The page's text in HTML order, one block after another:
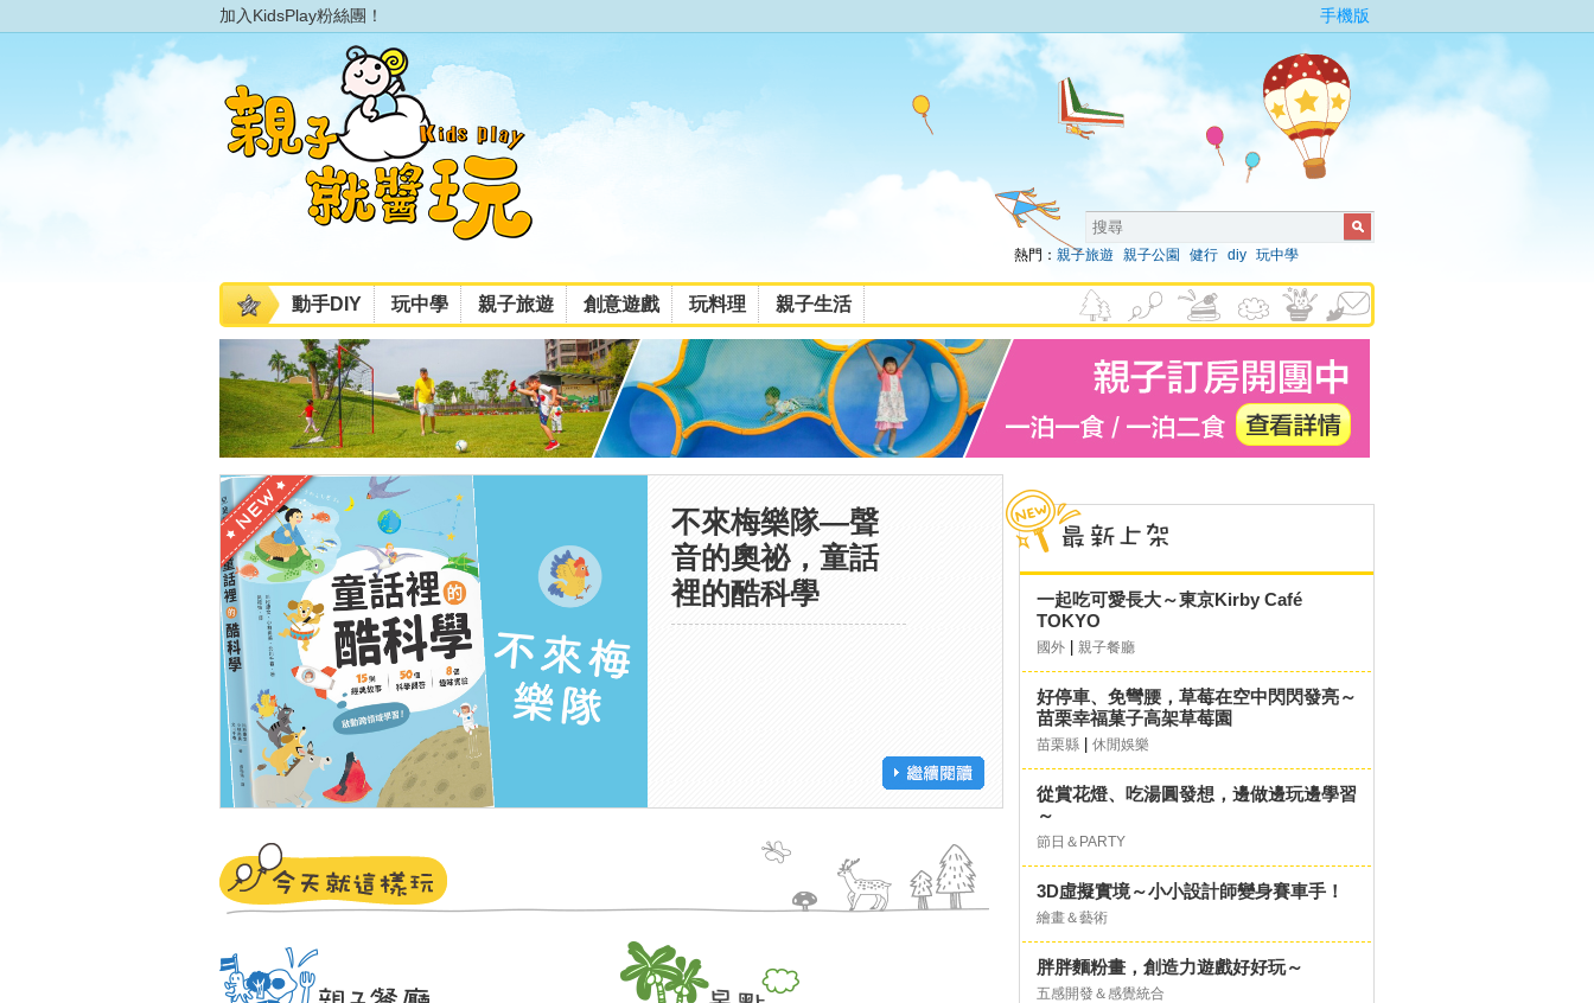
加入KidsPlay粉絲團！ 手機版
熱門： 親子旅遊 親子公園 健行 diy 玩中學
動手DIY 玩中學 親子旅遊 創意遊戲 玩料理 親子生活
不來梅樂隊—聲
音的奧祕，童話
裡的酷科學
一起吃可愛長大～東京Kirby Café
TOKYO
國外 親子餐廳
好停車、免彎腰，草莓在空中閃閃發亮～
苗栗幸福菓子高架草莓園
苗栗縣 休閒娛樂
從賞花燈、吃湯圓發想，邊做邊玩邊學習
～
節日＆PARTY
3D虛擬實境～小小設計師變身賽車手！
繪畫＆藝術
胖胖麵粉畫，創造力遊戲好好玩～
五感開發＆感覺統合